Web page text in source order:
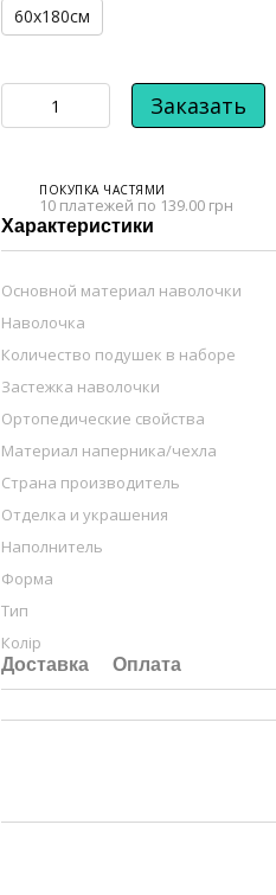
60х180см
Заказать
ПОКУПКА ЧАСТЯМИ
10 платежей по 139.00 грн
Характеристики
Основной материал наволочки
Наволочка
Количество подушек в наборе
Застежка наволочки
Ортопедические свойства
Материал наперника/чехла
Страна производитель
Отделка и украшения
Наполнитель
Форма
Тип
Колір
Доставка Оплата